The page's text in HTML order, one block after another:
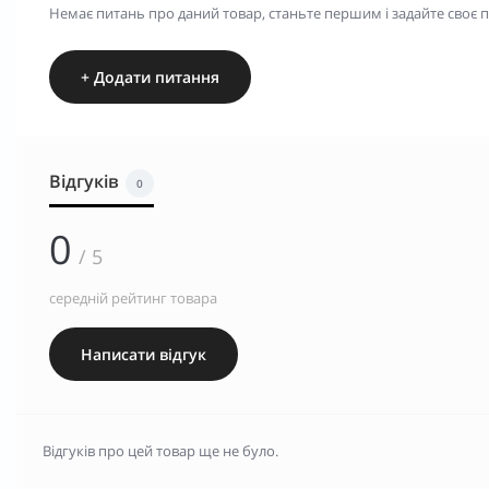
Немає питань про даний товар, станьте першим і задайте своє
+ Додати питання
Відгуків 0
0 / 5
середній рейтинг товара
Написати відгук
Відгуків про цей товар ще не було.